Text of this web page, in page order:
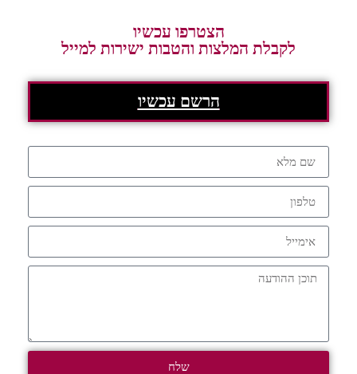
הצטרפו עכשיו
לקבלת המלצות והטבות ישירות למייל
הרשם עכשיו
שלח